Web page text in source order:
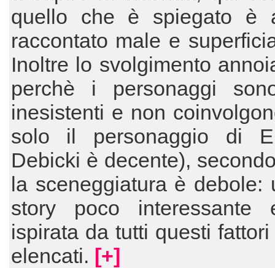
quello che è spiegato è
raccontato male e
Inoltre lo svolgimento
perchè i personaggi
inesistenti e non
solo il personaggio di
Debicki è decente),
la sceneggiatura è debole:
story poco interessante
ispirata da tutti questi
elencati. [+]